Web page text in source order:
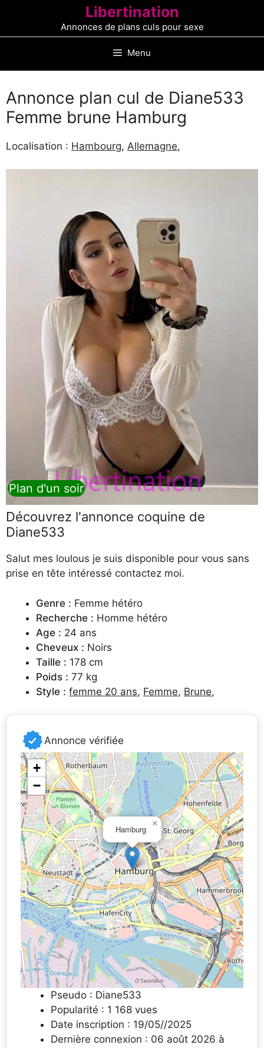
contenu
Libertination
Annonces de plans culs pour sexe
Menu
Annonce plan cul de Diane533
Femme brune Hamburg
Localisation : Hambourg, Allemagne,
Plan d'un soir
Découvrez l'annonce coquine de
Diane533
Salut mes loulous je suis disponible pour vous sans
prise en tête intéressé contactez moi.
Genre : Femme hétéro
Recherche : Homme hétéro
Age : 24 ans
Cheveux : Noirs
Taille : 178 cm
Poids : 77 kg
Style : femme 20 ans, Femme, Brune,
Annonce vérifiée
Hamburg
×
+
−
Pseudo : Diane533
Popularité : 1 168 vues
Date inscription : 19/05//2025
Dernière connexion : 06 août 2026 à